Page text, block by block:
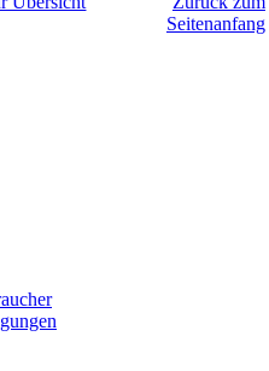
Seitenanfang